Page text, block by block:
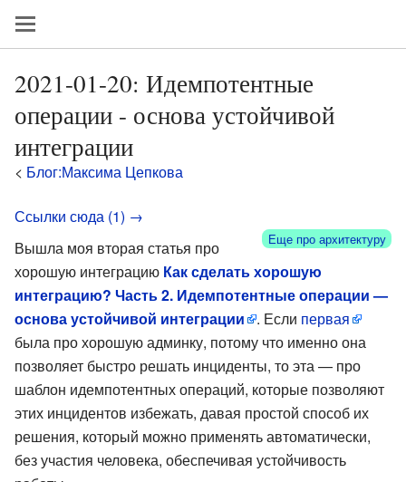
2021-01-20: Идемпотентные
операции - основа устойчивой
интеграции
< Блог:Максима Цепкова
Ссылки сюда (1) →
Еще про архитектуру
Вышла моя вторая статья про
хорошую интеграцию Как сделать хорошую
интеграцию? Часть 2. Идемпотентные операции —
основа устойчивой интеграции
. Если первая
была про хорошую админку, потому что именно она
позволяет быстро решать инциденты, то эта — про
шаблон идемпотентных операций, которые позволяют
этих инцидентов избежать, давая простой способ их
решения, который можно применять автоматически,
без участия человека, обеспечивая устойчивость